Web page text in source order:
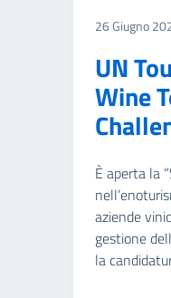
26 Giugno
UN
Wine
È aperta la
aziende
gestione
la